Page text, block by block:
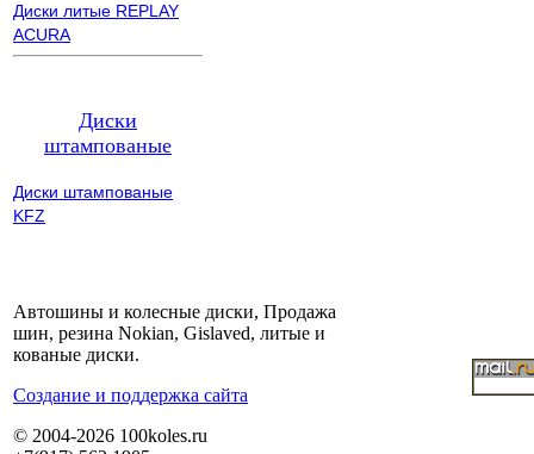
Диски литые REPLAY
ACURA
Диски
штампованые
Диски штампованые
KFZ
Автошины и колесные диски, Продажа
шин, резина Nokian, Gislaved, литые и
кованые диски.
Cоздание и поддержка сайта
© 2004-2026 100koles.ru